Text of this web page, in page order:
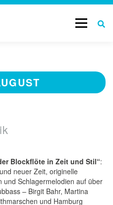
Menü
Blockflöte in Zeit und Stil“:
neuer Zeit, originelle
und Schlagermelodien auf über
– Birgit Bahr, Martina
und Hamburg